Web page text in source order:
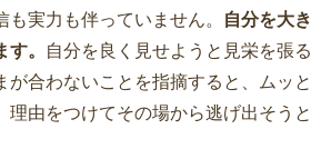
も実力も伴っていません。
自分を大き
。
自分を良く見せようと見栄を張る
が合わないことを指摘すると、ムッと
理由をつけてその場から逃げ出そうと